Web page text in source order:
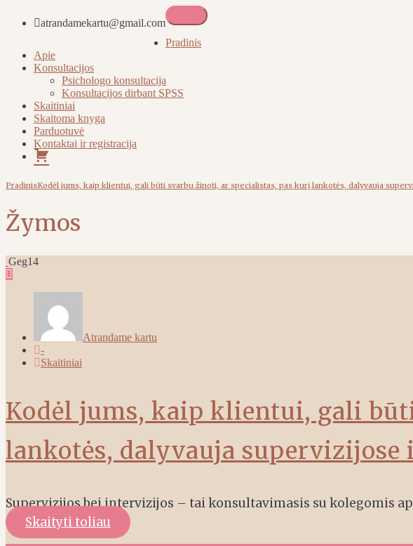
atrandamekartu@gmail.com
Atrandame kartu
Pradinis
Apie
Konsultacijos
Psichologo konsultacija
Konsultacijos dirbant SPSS
Skaitiniai
Skaitoma knyga
Parduotuvė
Kontaktai ir registracija
Pirkinių
krepšelis
PradinisKodėl jums, kaip klientui, gali būti svarbu žinoti, ar specialistas, pas kurį lankotės, dalyvauja
Žymos
Geg14
Atrandame kartu
-
Skaitiniai
Kodėl jums, kaip klientui, gali
lankotės, dalyvauja
Supervizijos bei intervizijos – tai konsultavimasis su kolegomis
Skaityti toliau